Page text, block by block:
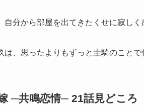
自分から部屋を出てきたくせに寂しく
は、思ったよりもずっと圭騎のこと
─共鳴恋情─ 21話見どころ